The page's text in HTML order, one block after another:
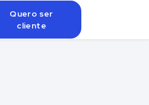
Quero ser
cliente